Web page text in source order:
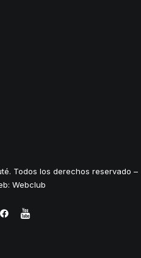
Todos los derechos reservado –
Webclub